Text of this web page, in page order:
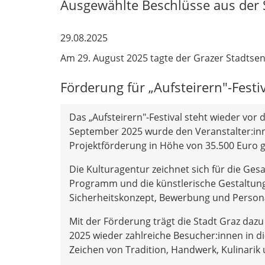
Ausgewählte Beschlüsse aus
29.08.2025
Am 29. August 2025 tagte der Grazer
Förderung für „Aufsteirern"-
Das „Aufsteirern"-Festival steht wieder
September 2025 wurde den
Projektförderung in Höhe von 35.500 Euro
Die Kulturagentur zeichnet sich für die
Programm und die künstlerische
Sicherheitskonzept, Bewerbung und
Mit der Förderung trägt die Stadt Graz
2025 wieder zahlreiche Besucher:innen in
Zeichen von Tradition, Handwerk, Kulinarik